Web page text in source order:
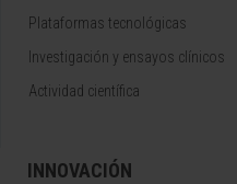
Plataformas tecnológicas
Investigación y ensayos clínicos
Actividad científica
INNOVACIÓN